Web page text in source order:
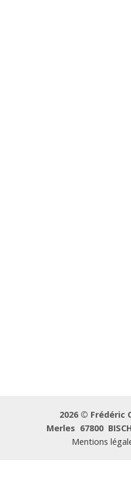
2026 © Frédéric
Merles 67800
Mentions